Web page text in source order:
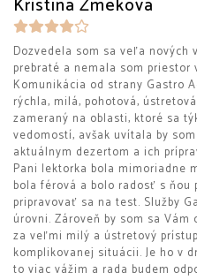
Kristína Zmeková
Dozvedela som sa veľa
prebraté a nemala som
Komunikácia od strany Gastro
rýchla, milá, pohotová,
zameraný na oblasti, ktoré sa
vedomostí, avšak uvítala by
aktuálnym dezertom a ich
Pani lektorka bola mimoriadne
bola férová a bolo radosť s
pripravovať sa na test. Služby
úrovni. Zároveň by som sa
za veľmi milý a ústretový
komplikovanej situácii. Je ho v
to viac vážim a rada budem